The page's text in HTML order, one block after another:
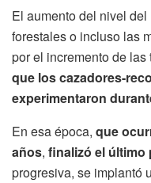
El aumento del nivel
forestales o incluso las
por el incremento de las
que los cazadores-
experimentaron
En esa época, que
años, finalizó el último
progresiva, se implantó